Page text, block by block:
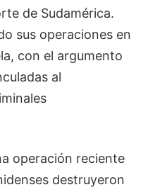
de Sudamérica.
sus operaciones en
con el argumento
al
operación reciente
destruyeron